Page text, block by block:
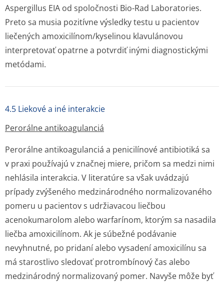
Aspergillus EIA od spoločnosti Bio-Rad Laboratories.
Preto sa musia pozitívne výsledky testu u pacientov
liečených amoxicilínom/ky­selinou klavulánovou
interpretovať opatrne a potvrdiť inými diagnostickými
metódami.
4.5 Liekové a iné interakcie
Perorálne antikoagulanciá
Perorálne antikoagulanciá a penicilínové antibiotiká sa
v praxi používajú v značnej miere, pričom sa medzi nimi
nehlásila interakcia. V literatúre sa však uvádzajú
prípady zvýšeného medzinárodného normalizovaného
pomeru u pacientov s udržiavacou liečbou
acenokumarolom alebo warfarínom, ktorým sa nasadila
liečba amoxicilínom. Ak je súbežné podávanie
nevyhnutné, po pridaní alebo vysadení amoxicilínu sa
má starostlivo sledovať protrombínový čas alebo
medzinárodný normalizovaný pomer. Navyše môže byť